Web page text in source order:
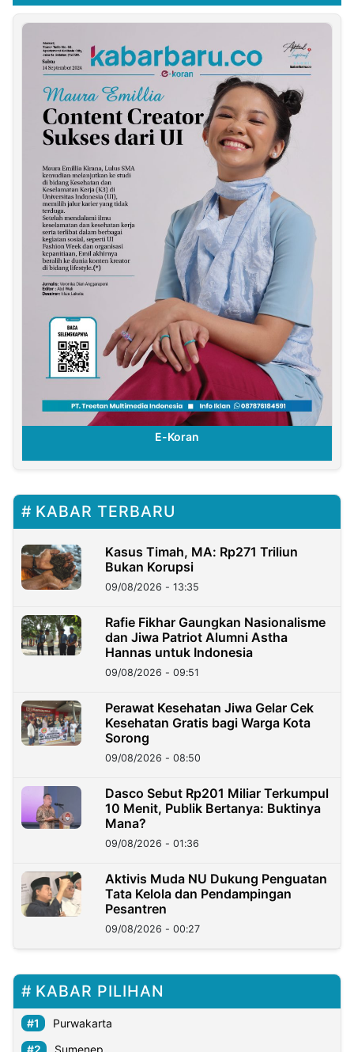
E-Koran
KABAR TERBARU
Kasus Timah, MA: Rp271 Triliun
Bukan Korupsi
09/08/2026 - 13:35
Rafie Fikhar Gaungkan Nasionalisme
dan Jiwa Patriot Alumni Astha
Hannas untuk Indonesia
09/08/2026 - 09:51
Perawat Kesehatan Jiwa Gelar Cek
Kesehatan Gratis bagi Warga Kota
Sorong
09/08/2026 - 08:50
Dasco Sebut Rp201 Miliar Terkumpul
10 Menit, Publik Bertanya: Buktinya
Mana?
09/08/2026 - 01:36
Aktivis Muda NU Dukung Penguatan
Tata Kelola dan Pendampingan
Pesantren
09/08/2026 - 00:27
KABAR PILIHAN
Purwakarta